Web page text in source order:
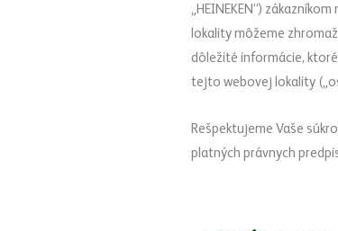
„HEINEKEN“)
lokality môžeme
dôležité informácie,
tejto webovej lokality
Rešpektujeme Vaše
platných právnych